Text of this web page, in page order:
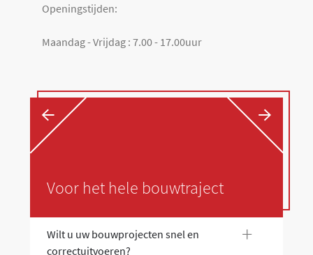
Openingstijden:
Maandag - Vrijdag : 7.00 - 17.00uur
← →
Voor het hele bouwtraject
Wilt u uw bouwprojecten snel en
correctuitvoeren?
+